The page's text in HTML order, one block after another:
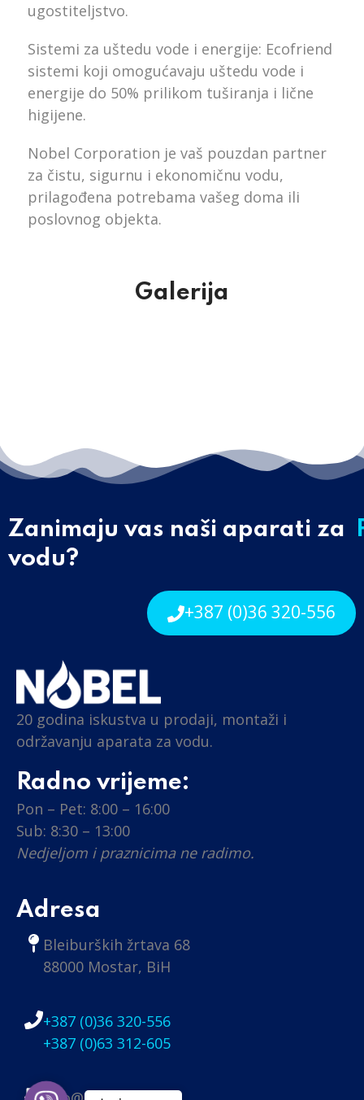
ugostiteljstvo.
Sistemi za uštedu vode i energije: Ecofriend
sistemi koji omogućavaju uštedu vode i
energije do 50% prilikom tuširanja i lične
higijene.
Nobel Corporation je vaš pouzdan partner
za čistu, sigurnu i ekonomičnu vodu,
prilagođena potrebama vašeg doma ili
poslovnog objekta.
Galerija
Zanimaju vas naši aparati za
vodu?
+387 (0)36 320-556
20 godina iskustva u prodaji, montaži i
održavanju aparata za vodu.
Radno vrijeme:
Pon – Pet: 8:00 – 16:00
Sub: 8:30 – 13:00
Nedjeljom i praznicima ne radimo.
Adresa
Bleiburških žrtava 68
88000 Mostar, BiH
+387 (0)36 320-556
+387 (0)63 312-605